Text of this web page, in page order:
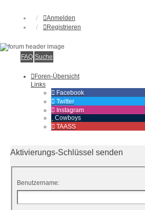
Anmelden
Registrieren
FAQ Suche
Foren-Übersicht
Links
Facebook
Twitter
Instagram
Cowboys
TAASS
Aktivierungs-Schlüssel senden
Benutzername: